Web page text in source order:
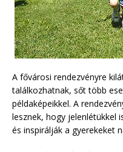
A fővárosi rendezvényre
találkozhatnak, sőt több
példaképeikkel. A
lesznek, hogy jelenlétükkel
és inspirálják a gyerekeket